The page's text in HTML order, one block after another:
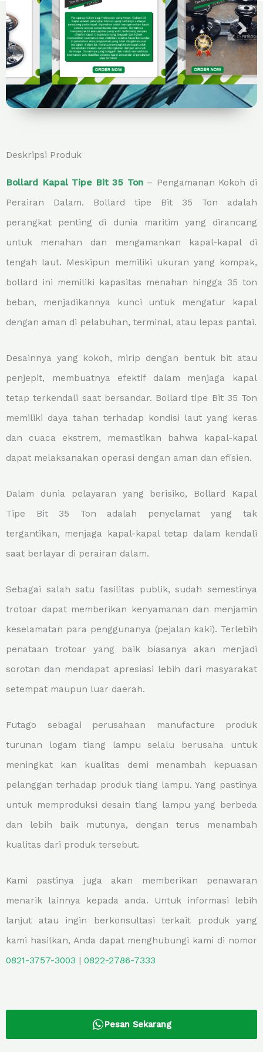
Deskripsi Produk
Bollard Kapal Tipe Bit 35 Ton– Pengamanan Kokoh di
Perairan Dalam. Bollard tipe Bit 35 Ton adalah
perangkat penting di dunia maritim yang dirancang
untuk menahan dan mengamankan kapal-kapal di
tengah laut. Meskipun memiliki ukuran yang kompak,
bollard ini memiliki kapasitas menahan hingga 35 ton
beban, menjadikannya kunci untuk mengatur kapal
dengan aman di pelabuhan, terminal, atau lepas pantai.
Desainnya yang kokoh, mirip dengan bentuk bit atau
penjepit, membuatnya efektif dalam menjaga kapal
tetap terkendali saat bersandar. Bollard tipe Bit 35 Ton
memiliki daya tahan terhadap kondisi laut yang keras
dan cuaca ekstrem, memastikan bahwa kapal-kapal
dapat melaksanakan operasi dengan aman dan efisien.
Dalam dunia pelayaran yang berisiko, Bollard Kapal
Tipe Bit 35 Ton adalah penyelamat yang tak
tergantikan, menjaga kapal-kapal tetap dalam kendali
saat berlayar di perairan dalam.
Sebagai salah satu fasilitas publik, sudah semestinya
trotoar dapat memberikan kenyamanan dan menjamin
keselamatan para penggunanya (pejalan kaki). Terlebih
penataan trotoar yang baik biasanya akan menjadi
sorotan dan mendapat apresiasi lebih dari masyarakat
setempat maupun luar daerah.
Futago sebagai perusahaan manufacture produk
turunan logam tiang lampu selalu berusaha untuk
meningkat kan kualitas demi menambah kepuasan
pelanggan terhadap produk tiang lampu. Yang pastinya
untuk memproduksi desain tiang lampu yang berbeda
dan lebih baik mutunya, dengan terus menambah
kualitas dari produk tersebut.
Kami pastinya juga akan memberikan penawaran
menarik lainnya kepada anda. Untuk informasi lebih
lanjut atau ingin berkonsultasi terkait produk yang
kami hasilkan, Anda dapat menghubungi kami di nomor
0821-3757-3003 0822-2786-7333
Pesan Sekarang